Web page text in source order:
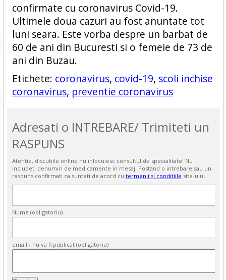
confirmate cu coronavirus Covid-19.
Ultimele doua cazuri au fost anuntate tot
luni seara. Este vorba despre un barbat de
60 de ani din Bucuresti si o femeie de 73 de
ani din Buzau.
Etichete: coronavirus, covid-19, scoli inchise
coronavirus, preventie coronavirus
Adresati o INTREBARE/ Trimiteti un
RASPUNS
Atentie, discutiile online nu inlocuiesc consultul de specialitate! Nu
includeti denumiri de medicamente in mesaj. Postand o intrebare sau un
raspuns confirmati ca sunteti de acord cu termenii si conditiile site-ului.
Nume (obligatoriu)
email - nu va fi publicat (obligatoriu)